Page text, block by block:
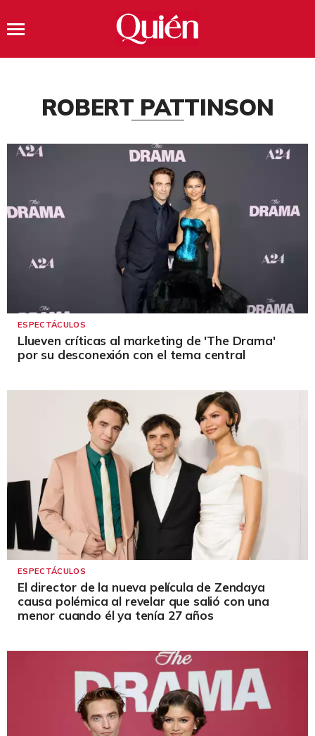
ROBERT PATTINSON
ESPECTÁCULOS
Llueven críticas al marketing de 'The Drama'
por su desconexión con el tema central
ESPECTÁCULOS
El director de la nueva película de Zendaya
causa polémica al revelar que salió con una
menor cuando él ya tenía 27 años